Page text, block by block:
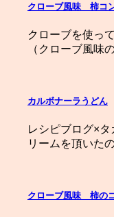
クローブ風味 柿コ
クローブを使っ
（クローブ風味
カルボナーラうどん
レシピブログ×
リームを頂いた
クローブ風味 柿の